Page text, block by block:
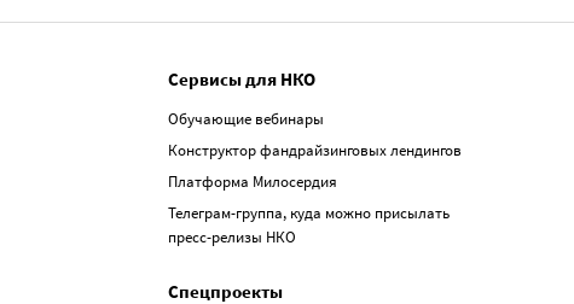
Сервисы для НКО
Обучающие вебинары
Конструктор фандрайзинговых лендингов
Платформа Милосердия
Телеграм-группа, куда можно присылать
пресс-релизы НКО
Спецпроекты